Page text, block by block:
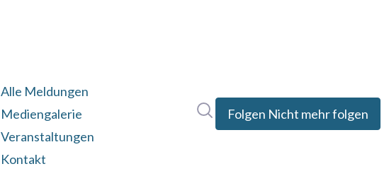
Alle Meldungen
Mediengalerie
Veranstaltungen
Kontakt
Folgen Nicht mehr folgen